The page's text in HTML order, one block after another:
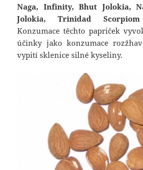
Naga, Infinity, Bhut Jolokia,
Jolokia, Trinidad
Konzumace těchto papriček
účinky jako konzumace
vypití sklenice silné kyseliny.